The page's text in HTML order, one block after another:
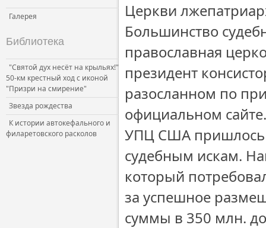
Галерея
Библиотека
"Святой дух несёт на крыльях!"
50-км крестный ход с иконой
"Призри на смирение"
Звезда рождества
К истории автокефального и
филаретовского расколов
Церкви
Большинство
православная
президент
разосланном по
официальном
УПЦ США пришлось
судебным искам.
который
за успешное
суммы в 350 млн.